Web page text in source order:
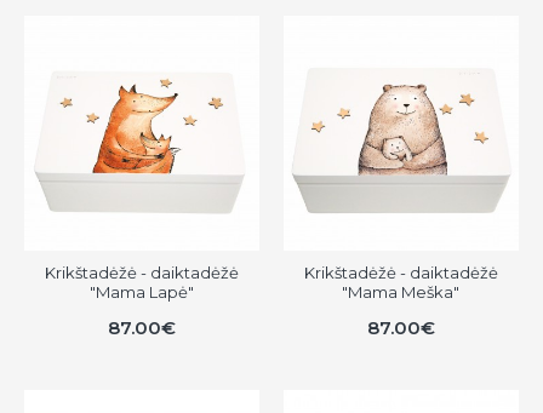
Krikštadėžė - daiktadėžė
"Mama Lapė"
87.00€
Krikštadėžė - daiktadėžė
"Mama Meška"
87.00€